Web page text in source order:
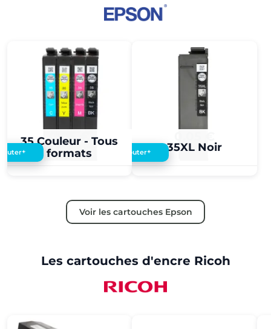
35 Couleur - Tous
formats
0,05 €
+ 35XL Noir
Ajouter+
Voir les cartouches Epson
Les cartouches d'encre Ricoh